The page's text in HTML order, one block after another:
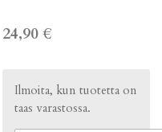
24,90 €
Ilmoita, kun tuotetta on
taas varastossa.